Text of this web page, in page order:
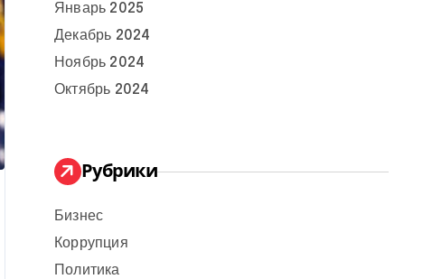
Январь 2025
Декабрь 2024
Ноябрь 2024
Октябрь 2024
Рубрики
Бизнес
Коррупция
Политика